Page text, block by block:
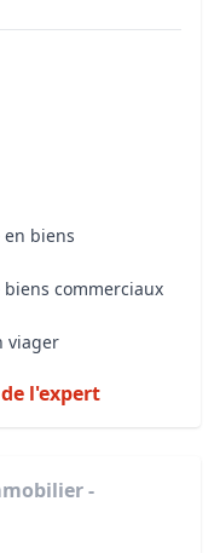
biens
commerciaux
viager
l'expert
-